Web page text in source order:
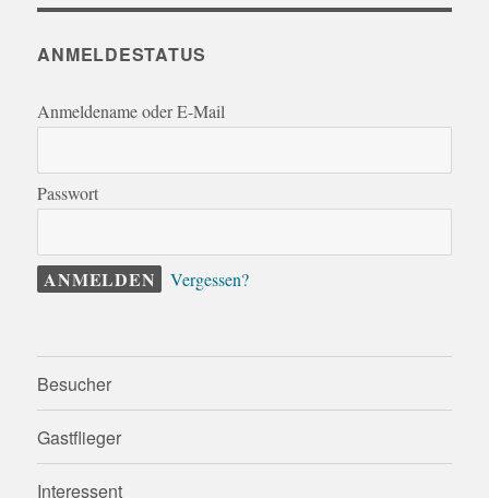
ANMELDESTATUS
Anmeldename oder E-Mail
Passwort
Vergessen?
Besucher
Gastflieger
Interessent